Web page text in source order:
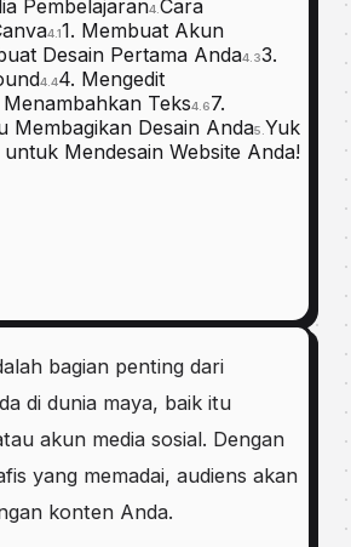
Pembelajaran4.Cara
4.11. Membuat Akun
Desain Pertama Anda4.33.
4.44. Mengedit
Menambahkan Teks4.67.
Membagikan Desain Anda5.Yuk
Mendesain Website Anda!
bagian penting dari
di dunia maya, baik itu
akun media sosial. Dengan
yang memadai, audiens akan
konten Anda.